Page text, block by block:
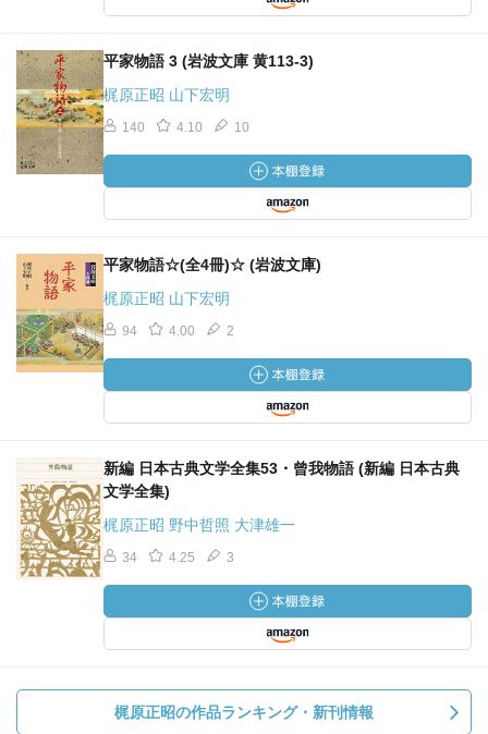
平家物語 3 (岩波文庫 黄113-3)
梶原正昭 山下宏明
140 4.10 10
平家物語☆(全4冊)☆ (岩波文庫)
梶原正昭 山下宏明
94 4.00 2
新編 日本古典文学全集53・曾我物語 (新編 日本古典
文学全集)
梶原正昭 野中哲照 大津雄一
34 4.25 3
梶原正昭の作品ランキング・新刊情報